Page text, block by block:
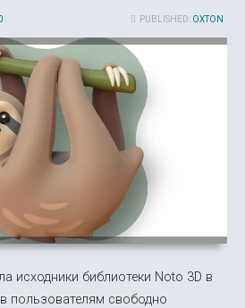
PUBLISHED: OXTON
исходники библиотеки Noto 3D в
пользователям свободно